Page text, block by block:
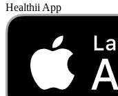
Healthii App